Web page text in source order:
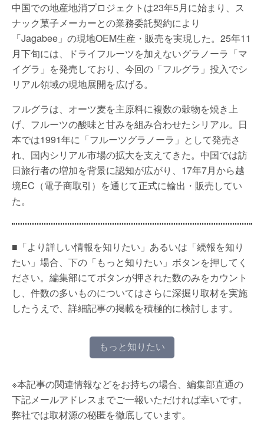
中国での地産地消プロジェクトは23年5月に始まり、ス
ナック菓子メーカーとの業務委託契約により
「Jagabee」の現地OEM生産・販売を実現した。25年11
月下旬には、ドライフルーツを加えないグラノーラ「マ
イグラ」を発売しており、今回の「フルグラ」投入でシ
リアル領域の現地展開を広げる。
フルグラは、オーツ麦を主原料に複数の穀物を焼き上
げ、フルーツの酸味と甘みを組み合わせたシリアル。日
本では1991年に「フルーツグラノーラ」として発売さ
れ、国内シリアル市場の拡大を支えてきた。中国では訪
日旅行者の増加を背景に認知が広がり、17年7月から越
境EC（電子商取引）を通じて正式に輸出・販売してい
た。
■「より詳しい情報を知りたい」あるいは「続報を知り
たい」場合、下の「もっと知りたい」ボタンを押してく
ださい。編集部にてボタンが押された数のみをカウント
し、件数の多いものについてはさらに深掘り取材を実施
したうえで、詳細記事の掲載を積極的に検討します。
もっと知りたい
※本記事の関連情報などをお持ちの場合、編集部直通の
下記メールアドレスまでご一報いただければ幸いです。
弊社では取材源の秘匿を徹底しています。